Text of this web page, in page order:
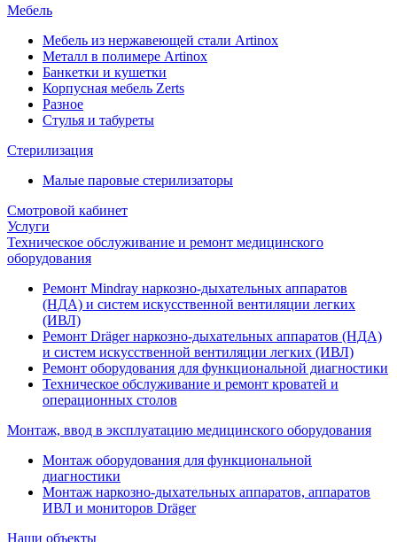
Мебель
Мебель из нержавеющей стали Artinox
Металл в полимере Artinox
Банкетки и кушетки
Корпусная мебель Zerts
Разное
Стулья и табуреты
Стерилизация
Малые паровые стерилизаторы
Смотровой кабинет
Услуги
Техническое обслуживание и ремонт медицинского
оборудования
Ремонт Mindray наркозно-дыхательных аппаратов
(НДА) и систем искусственной вентиляции легких
(ИВЛ)
Ремонт Dräger наркозно-дыхательных аппаратов (НДА)
и систем искусственной вентиляции легких (ИВЛ)
Ремонт оборудования для функциональной диагностики
Техническое обслуживание и ремонт кроватей и
операционных столов
Монтаж, ввод в эксплуатацию медицинского оборудования
Монтаж оборудования для функциональной
диагностики
Монтаж наркозно-дыхательных аппаратов, аппаратов
ИВЛ и мониторов Dräger
Наши объекты